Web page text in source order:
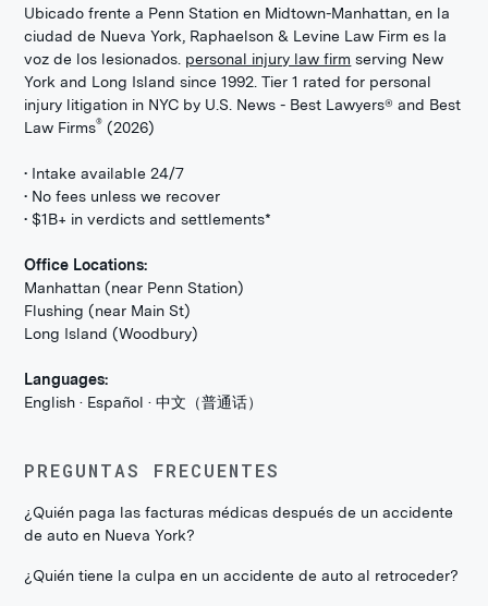
Ubicado frente a Penn Station en Midtown-Manhattan, en la
ciudad de Nueva York, Raphaelson & Levine Law Firm es la
voz de los lesionados. personal injury law firm serving New
York and Long Island since 1992. Tier 1 rated for personal
injury litigation in NYC by U.S. News - Best Lawyers® and Best
Law Firms® (2026)
• Intake available 24/7
• No fees unless we recover
• $1B+ in verdicts and settlements*
Office Locations:
Manhattan (near Penn Station)
Flushing (near Main St)
Long Island (Woodbury)
Languages:
English · Español · 中文（普通话）
PREGUNTAS FRECUENTES
¿Quién paga las facturas médicas después de un accidente
de auto en Nueva York?
¿Quién tiene la culpa en un accidente de auto al retroceder?